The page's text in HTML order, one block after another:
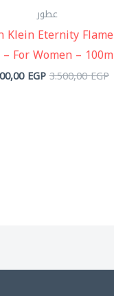
عطور
Klein Eternity
– For Women –
3.500,00EGP
EGP